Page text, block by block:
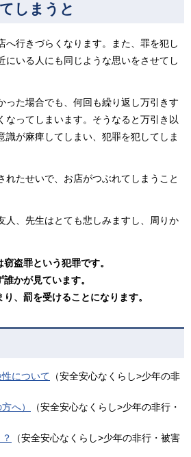
しまうと
へ行きづらくなります。また、罪を犯し
にいる人にも同じような思いをさせてし
った場合でも、何回も繰り返し万引きす
なってしまいます。そうなると万引き以
識が麻痺してしまい、犯罪を犯してしま
れたせいで、お店がつぶれてしまうこと
人、先生はとても悲しみますし、周りか
窃盗罪という犯罪です。
誰かが見ています。
、罰を受けることになります。
について （安全安心なくらし>少年の非
へ）
（安全安心なくらし>少年の非行・
（安全安心なくらし>少年の非行・被害